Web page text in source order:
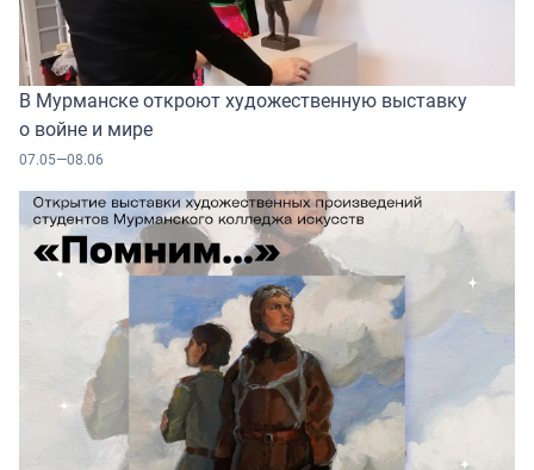
В Мурманске откроют художественную выставку
о войне и мире
07.05—08.06